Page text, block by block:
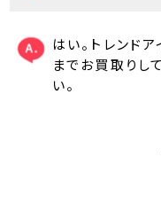
はい。トレンド
までお買取りし
い。